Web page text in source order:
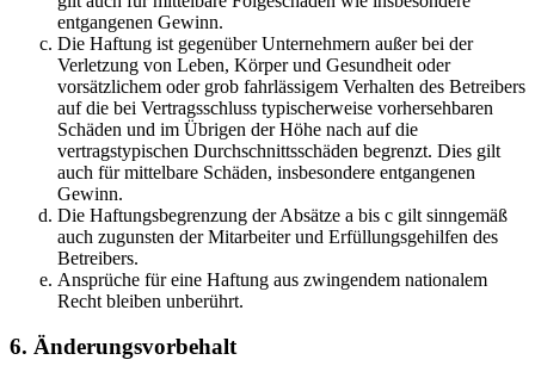
entgangenen Gewinn.
Die Haftung ist gegenüber Unternehmern außer bei der
Verletzung von Leben, Körper und Gesundheit oder
vorsätzlichem oder grob fahrlässigem Verhalten des Betreibers
auf die bei Vertragsschluss typischerweise vorhersehbaren
Schäden und im Übrigen der Höhe nach auf die
vertragstypischen Durchschnittsschäden begrenzt. Dies gilt
auch für mittelbare Schäden, insbesondere entgangenen
Gewinn.
Die Haftungsbegrenzung der Absätze a bis c gilt sinngemäß
auch zugunsten der Mitarbeiter und Erfüllungsgehilfen des
Betreibers.
Ansprüche für eine Haftung aus zwingendem nationalem
Recht bleiben unberührt.
6. Änderungsvorbehalt